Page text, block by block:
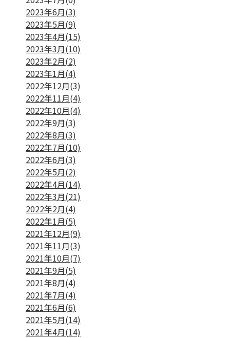
2023年6月(3)
2023年5月(9)
2023年4月(15)
2023年3月(10)
2023年2月(2)
2023年1月(4)
2022年12月(3)
2022年11月(4)
2022年10月(4)
2022年9月(3)
2022年8月(3)
2022年7月(10)
2022年6月(3)
2022年5月(2)
2022年4月(14)
2022年3月(21)
2022年2月(4)
2022年1月(5)
2021年12月(9)
2021年11月(3)
2021年10月(7)
2021年9月(5)
2021年8月(4)
2021年7月(4)
2021年6月(6)
2021年5月(14)
2021年4月(14)